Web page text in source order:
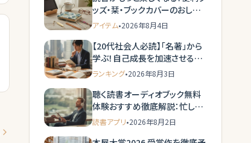
ッズ・栞・ブックカバーのおしゃ
れな選び方
アイテム•2026年8月4日
【20代社会人必読】「名著」から
学ぶ！自己成長を加速させる戦
略的読書ガイド
ランキング•2026年8月3日
聴く読書オーディオブック無料
体験おすすめ徹底解説：忙しい
現代人のための新常識
読書アプリ•2026年8月2日